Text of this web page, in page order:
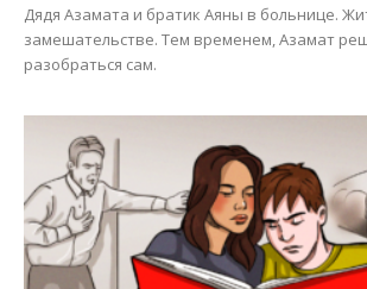
Дядя Азамата и братик Аяны в больнице.
замешательстве. Тем временем, Азамат
разобраться сам.